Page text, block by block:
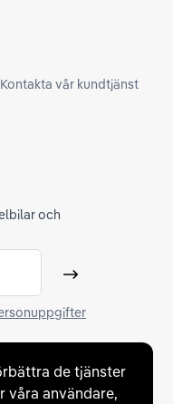
de tjänster
våra användare,
vår kundtjänst
och
Skicka